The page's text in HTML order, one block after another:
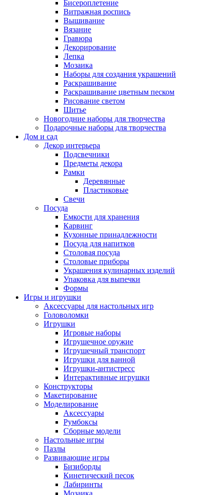
Бисероплетение
Витражная роспись
Вышивание
Вязание
Гравюра
Декорирование
Лепка
Мозаика
Наборы для создания украшений
Раскрашивание
Раскрашивание цветным песком
Рисование светом
Шитье
Новогодние наборы для творчества
Подарочные наборы для творчества
Дом и сад
Декор интерьера
Подсвечники
Предметы декора
Рамки
Деревянные
Пластиковые
Свечи
Посуда
Емкости для хранения
Карвинг
Кухонные принадлежности
Посуда для напитков
Столовая посуда
Столовые приборы
Украшения кулинарных изделий
Упаковка для выпечки
Формы
Игры и игрушки
Аксессуары для настольных игр
Головоломки
Игрушки
Игровые наборы
Игрушечное оружие
Игрушечный транспорт
Игрушки для ванной
Игрушки-антистресс
Интерактивные игрушки
Конструкторы
Макетирование
Моделирование
Аксессуары
Румбоксы
Сборные модели
Настольные игры
Пазлы
Развивающие игры
Бизиборды
Кинетический песок
Лабиринты
Мозаика